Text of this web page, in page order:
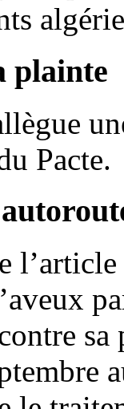
plainte
Pacte.
sa